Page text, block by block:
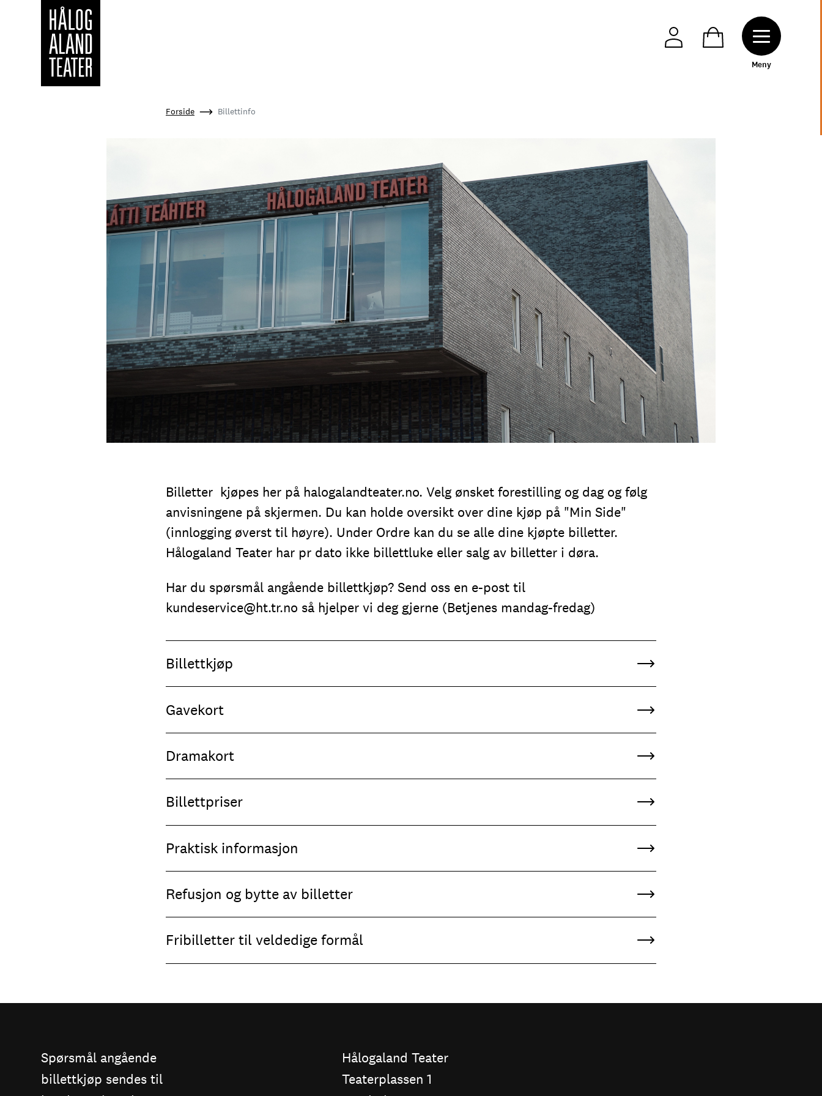
Toggle
Meny
Forside Billettinfo
Billetter kjøpes her på halogalandteater.no. Velg ønsket forestilling og dag og følg
anvisningene på skjermen. Du kan holde oversikt over dine kjøp på "Min Side"
(innlogging øverst til høyre). Under Ordre kan du se alle dine kjøpte billetter.
Hålogaland Teater har pr dato ikke billettluke eller salg av billetter i døra.
Har du spørsmål angående billettkjøp? Send oss en e-post til
kundeservice@ht.tr.no så hjelper vi deg gjerne (Betjenes mandag-fredag)
Billettkjøp
Gavekort
Dramakort
Billettpriser
Praktisk informasjon
Refusjon og bytte av billetter
Fribilletter til veldedige formål
Spørsmål angående
billettkjøp sendes til
Hålogaland Teater
Teaterplassen 1